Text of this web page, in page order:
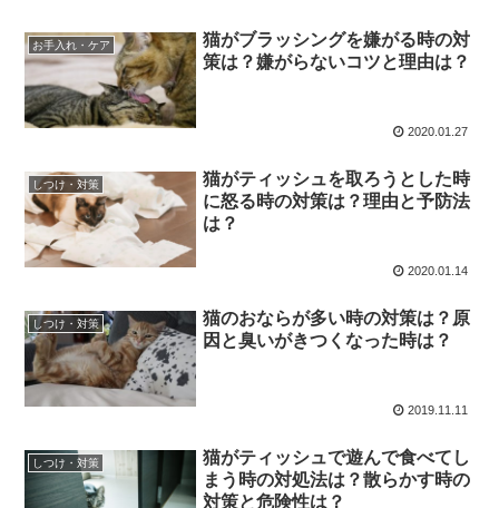
お手入れ・ケア
猫がブラッシングを嫌がる時の対
策は？嫌がらないコツと理由は？
2020.01.27
しつけ・対策
猫がティッシュを取ろうとした時
に怒る時の対策は？理由と予防法
は？
2020.01.14
しつけ・対策
猫のおならが多い時の対策は？原
因と臭いがきつくなった時は？
2019.11.11
しつけ・対策
猫がティッシュで遊んで食べてし
まう時の対処法は？散らかす時の
対策と危険性は？